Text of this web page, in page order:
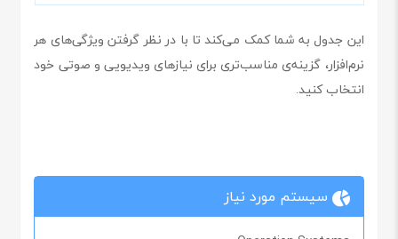
این جدول به شما کمک می‌کند تا با در نظر گرفتن ویژگی‌های هر
نرم‌افزار، گزینه‌ی مناسب‌تری برای نیازهای ویدیویی و صوتی خود
انتخاب کنید.
سیستم مورد نیاز